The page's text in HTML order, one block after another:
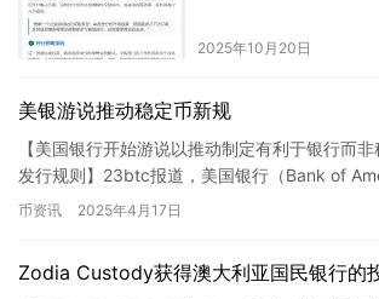
2025年10月20日
美银游说推动稳定币新规
【美国银行开始游说以推动制定有利于银行而
发行规则】23btc报道，美国银行（Bank of
定有利于银行而非科技公司的稳定币发行规则，
币资讯 2025年4月17日
Zodia Custody获得澳大利亚国民银行的